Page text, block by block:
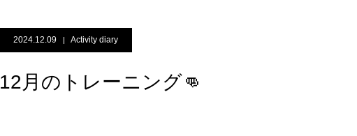
2024.12.09 Activity diary
12月のトレーニング👊